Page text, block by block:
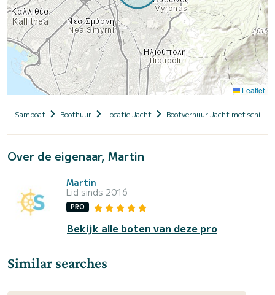
Leaflet
Samboat Boothuur Locatie Jacht Bootverhuur Jacht met schipper
Over de eigenaar, Martin
Martin
Lid sinds 2016
PRO
Bekijk alle boten van deze pro
Similar searches